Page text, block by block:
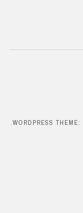
WORDPRESS THEME: